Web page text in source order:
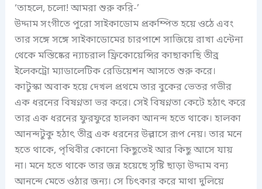
‘তাহলে, চলো! আমরা শুরু করি-’
উদ্দাম সংগীতে পুরো সাইকাডোম প্রকম্পিত হয়ে ওঠে এবং
তার সঙ্গে সঙ্গে সাইকাডোমের চারপাশে সাজিয়ে রাখা এন্টেনা
থেকে মস্তিষ্কের ন্যাচরাল ফ্রিকোয়েন্সির কাছাকাছি তীব্র
ইলেকট্রো ম্যাডালেটিক রেডিয়েশন আসতে শুরু করে।
কাটুস্কা অবাক হয়ে দেখল প্রথমে তার বুকের ভেতর গভীর
এক ধরনের বিষণ্নতা ভর করে। সেই বিষণ্নতা কেটে হঠাৎ করে
তার এক ধরনের ফুরফুরে হালকা আনন্দ হতে থাকে। হালকা
আনন্দটুকু হঠাৎ তীব্র এক ধরনের উল্লাসে রূপ নেয়। তার মনে
হতে থাকে, পৃথিবীর কোনো কিছুতেই আর কিছু আসে যায়
না। মনে হতে থাকে তার জন্ন হয়েছে সৃষ্টি ছাড়া উদ্দাম বন্য
আনন্দে মেতে ওঠার জন্য। সে চিৎকার করে মাথা দুলিয়ে